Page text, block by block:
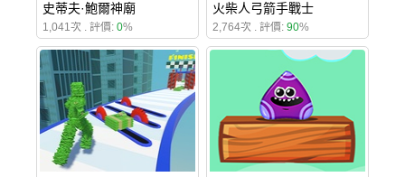
史蒂夫·鮑爾神廟
1,041次 . 評價: 0%
火柴人弓箭手戰士
2,764次 . 評價: 90%